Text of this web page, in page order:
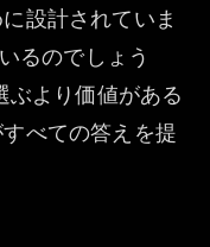
設計されていま
るのでしょう
ぶより価値がある
べての答えを提